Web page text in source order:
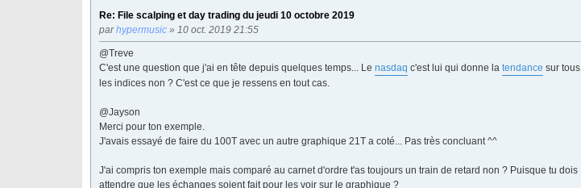
Re: File scalping et day trading du jeudi 10 octobre 2019
parhypermusic » 10 oct. 2019 21:55
@Treve
C'est une question que j'ai en tête depuis quelques temps... Le nasdaq c'est lui qui donne la tendance sur tous
les indices non ? C'est ce que je ressens en tout cas.
@Jayson
Merci pour ton exemple.
J'avais essayé de faire du 100T avec un autre graphique 21T a coté... Pas très concluant ^^
J'ai compris ton exemple mais comparé au carnet d'ordre t'as toujours un train de retard non ? Puisque tu dois
attendre que les échanges soient fait pour les voir sur le graphique ?